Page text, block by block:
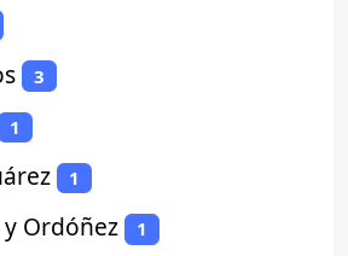
3
1
1
y Ordóñez 1